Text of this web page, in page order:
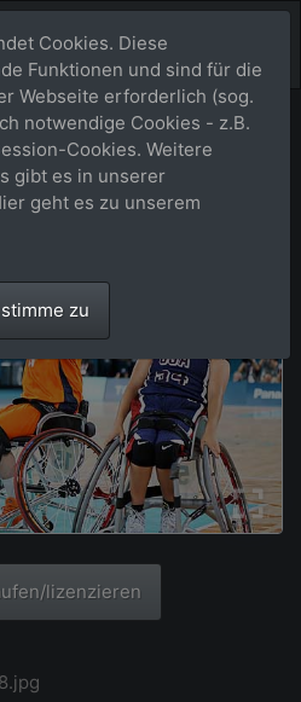
lizenzieren
Cookies. Diese
Funktionen und sind für die
Webseite erforderlich (sog.
notwendige Cookies - z.B.
Cookies. Weitere
gibt es in unserer
geht es zu unserem
zu